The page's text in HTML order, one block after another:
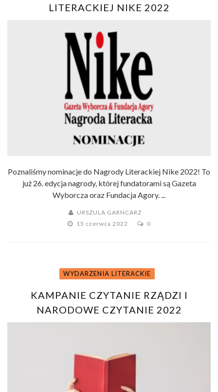
LITERACKIEJ NIKE 2022
Poznaliśmy nominacje do Nagrody Literackiej Nike 2022! To
już 26. edycja nagrody, której fundatorami są Gazeta
Wyborcza oraz Fundacja Agory. ...
URSZULA GARNCARZ
15 czerwca 2022
0
WYDARZENIA LITERACKIE
KAMPANIE CZYTANIE RZĄDZI I
NARODOWE CZYTANIE 2022